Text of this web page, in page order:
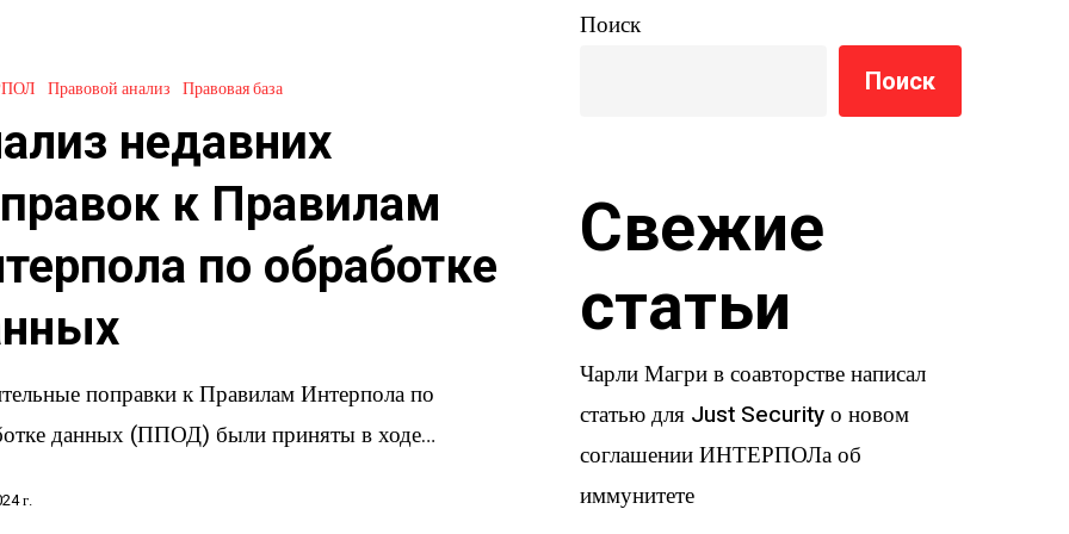
Правовой анализ Правовая база
недавних
к Правилам
по обработке
поправки к Правилам Интерпола по
данных (ППОД) были приняты в ходе…
г.
Поиск
Поиск
Свежие
статьи
Чарли Магри в соавторстве написал
статью для Just Security о новом
соглашении ИНТЕРПОЛа об
иммунитете